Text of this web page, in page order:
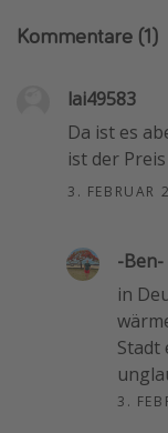
Kommentare (1)
lai49583
Da ist es
ist der
3. FEBRUAR
-Ben-
in
Stadt
3.